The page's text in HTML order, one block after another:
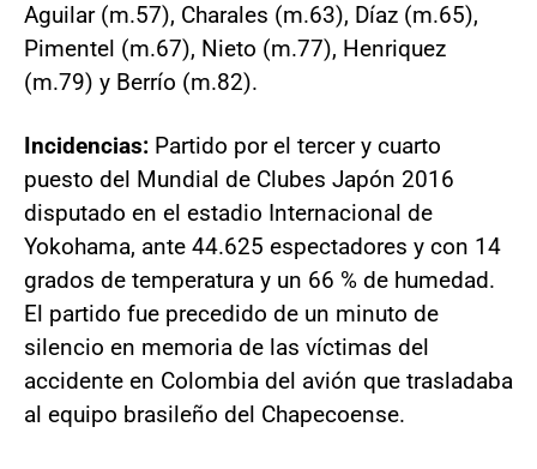
Aguilar (m.57), Charales (m.63), Díaz (m.65),
Pimentel (m.67), Nieto (m.77), Henriquez
(m.79) y Berrío (m.82).
Incidencias: Partido por el tercer y cuarto
puesto del Mundial de Clubes Japón 2016
disputado en el estadio Internacional de
Yokohama, ante 44.625 espectadores y con 14
grados de temperatura y un 66 % de humedad.
El partido fue precedido de un minuto de
silencio en memoria de las víctimas del
accidente en Colombia del avión que trasladaba
al equipo brasileño del Chapecoense.